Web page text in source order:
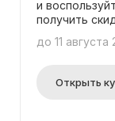
и
получить
данном
получения
до 11 августа
Открыть